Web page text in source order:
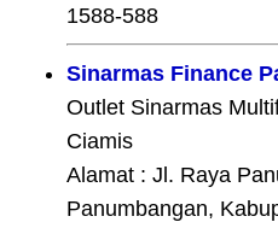
1588-588
Sinarmas Finance
Outlet Sinarmas
Ciamis
Alamat : Jl. Raya
Panumbangan,